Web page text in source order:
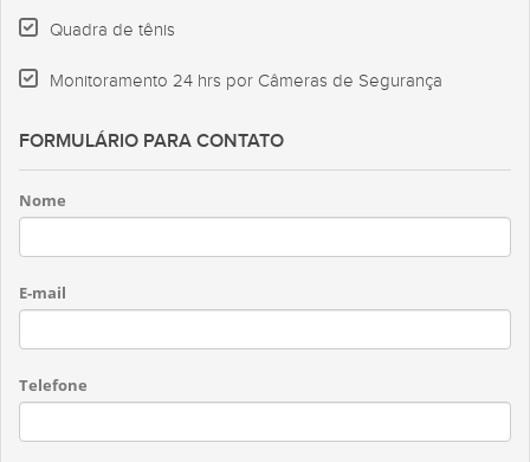
Quadra de tênis
Monitoramento 24 hrs por Câmeras de Segurança
FORMULÁRIO PARA CONTATO
Nome
E-mail
Telefone